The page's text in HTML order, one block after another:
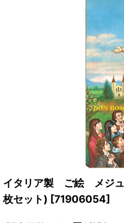
イタリア製 ご絵 メジ
枚セット) [71906054]